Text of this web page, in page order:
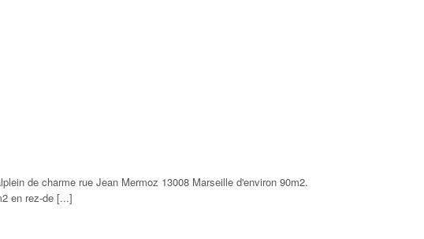
de charme rue Jean Mermoz 13008 Marseille d'environ 90m2.
en rez-de [...]